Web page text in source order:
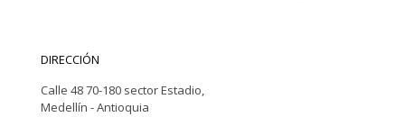
DIRECCIÓN
Calle 48 70-180 sector Estadio,
Medellín - Antioquia